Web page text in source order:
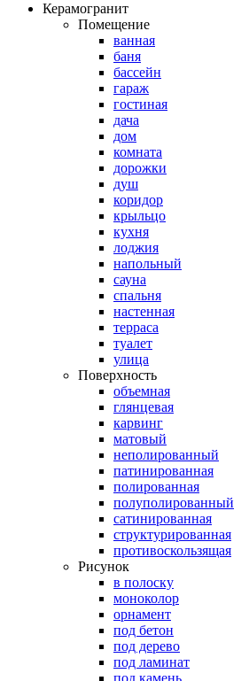
Керамогранит
Помещение
ванная
баня
бассейн
гараж
гостиная
дача
дом
комната
дорожки
душ
коридор
крыльцо
кухня
лоджия
напольный
сауна
спальня
настенная
терраса
туалет
улица
Поверхность
объемная
глянцевая
карвинг
матовый
неполированный
патинированная
полированная
полуполированный
сатинированная
структурированная
противоскользящая
Рисунок
в полоску
моноколор
орнамент
под бетон
под дерево
под ламинат
под камень